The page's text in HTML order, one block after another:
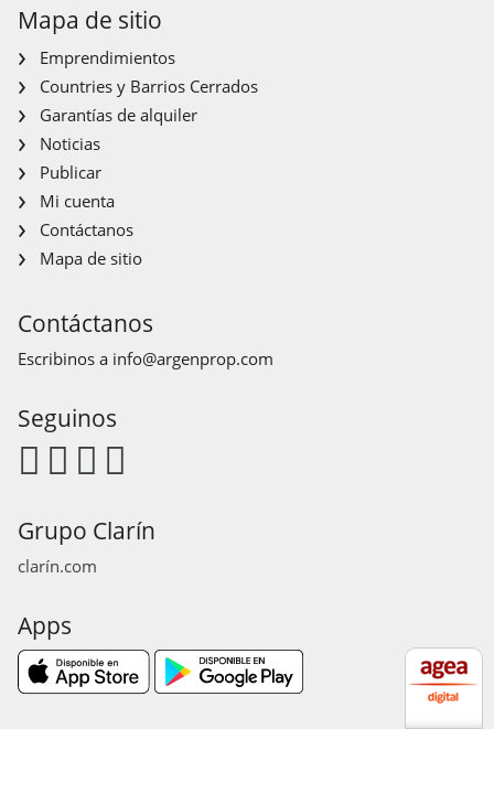
Mapa de sitio
Emprendimientos
Countries y Barrios Cerrados
Garantías de alquiler
Noticias
Publicar
Mi cuenta
Contáctanos
Mapa de sitio
Contáctanos
Escribinos a info@argenprop.com
Seguinos
Grupo Clarín
clarín.com
Apps